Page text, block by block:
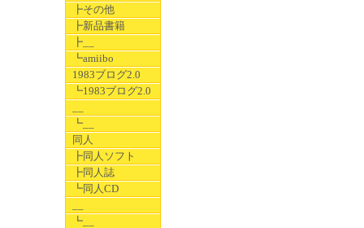
┣その他
┣新品書籍
┣__
┗amiibo
1983ブログ2.0
┗1983ブログ2.0
┗__
同人
┣同人ソフト
┣同人誌
┗同人CD
┗__